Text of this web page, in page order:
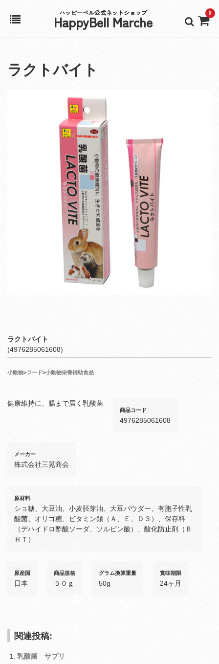
ハッピーベル公式ネットショップ
HappyBell Marche 0
アカウント
ラクトバイト
ラクトバイト
(4976285061608)
小動物>フード>小動物栄養補助食品
健康維持に、腸まで届く乳酸菌
商品コード
4976285061608
メーカー
株式会社三晃商会
原材料
ショ糖、大豆油、小麦胚芽油、大豆パウダー、有胞子性乳
酸菌、オリゴ糖、ビタミン類（Ａ、Ｅ、Ｄ３）、保存料
（デハイドロ酢酸ソーダ、ソルビン酸）、酸化防止剤（Ｂ
ＨＴ）
原産国
日本
商品規格
５０ｇ
グラム換算重量
50g
賞味期限
24ヶ月
関連投稿:
乳酸菌 サプリ